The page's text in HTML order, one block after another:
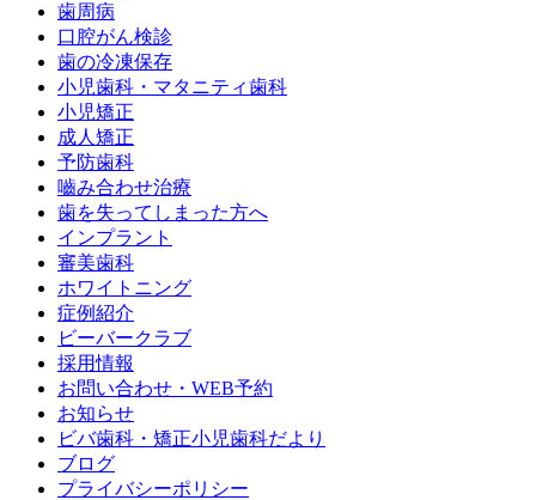
歯周病
口腔がん検診
歯の冷凍保存
小児歯科・マタニティ歯科
小児矯正
成人矯正
予防歯科
嚙み合わせ治療
歯を失ってしまった方へ
インプラント
審美歯科
ホワイトニング
症例紹介
ビーバークラブ
採用情報
お問い合わせ・WEB予約
お知らせ
ビバ歯科・矯正小児歯科だより
ブログ
プライバシーポリシー